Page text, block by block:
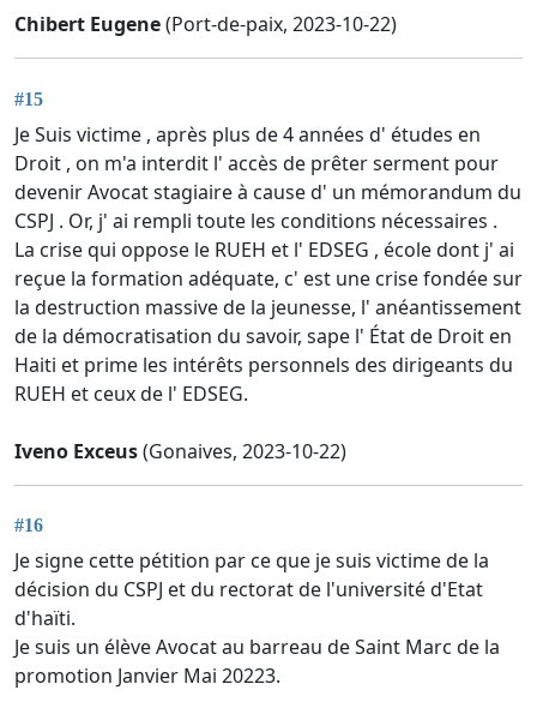
Chibert Eugene(Port-de-paix, 2023-10-22)
#15
Je Suis victime , après plus de 4 années d' études en
Droit , on m'a interdit l' accès de prêter serment pour
devenir Avocat stagiaire à cause d' un mémorandum du
CSPJ . Or, j' ai rempli toute les conditions nécessaires .
La crise qui oppose le RUEH et l' EDSEG , école dont j' ai
reçue la formation adéquate, c' est une crise fondée sur
la destruction massive de la jeunesse, l' anéantissement
de la démocratisation du savoir, sape l' État de Droit en
Haiti et prime les intérêts personnels des dirigeants du
RUEH et ceux de l' EDSEG.
Iveno Exceus(Gonaives, 2023-10-22)
#16
Je signe cette pétition par ce que je suis victime de la
décision du CSPJ et du rectorat de l'université d'Etat
d'haïti.
Je suis un élève Avocat au barreau de Saint Marc de la
promotion Janvier Mai 20223.